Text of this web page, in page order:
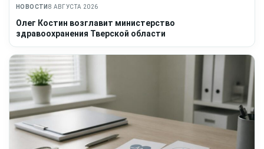
НОВОСТИ 8 АВГУСТА 2026
Олег Костин возглавит министерство
здравоохранения Тверской области